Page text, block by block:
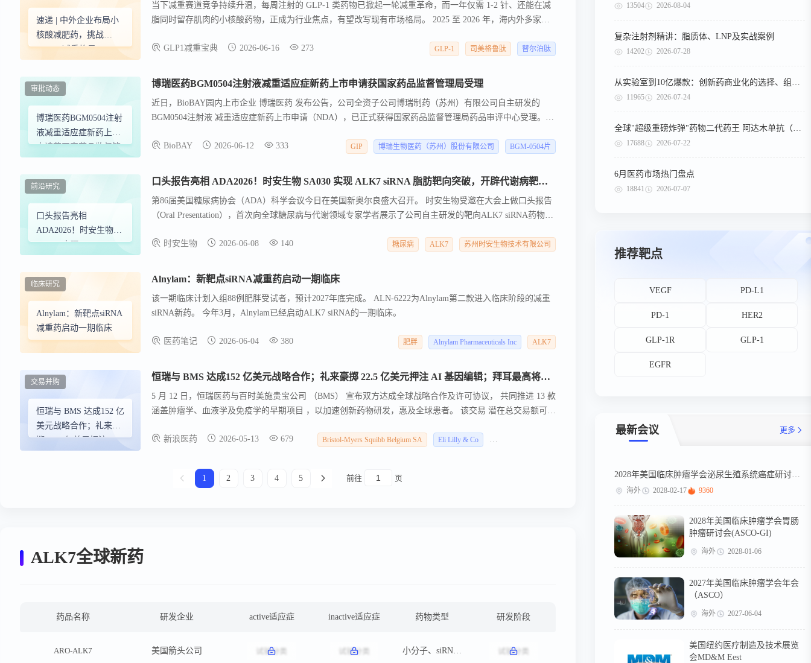
速递 | 中外企业布局小
核酸减肥药，挑战
GLP-1 减重格局
当下减重赛道竞争持续升温，每周注射的 GLP-1 类药物已掀起一轮减重革命，而一年仅需 1-2 针、还能在减
脂同时留存肌肉的小核酸药物，正成为行业焦点，有望改写现有市场格局。 2025 至 2026 年，海内外多家企
物的技术迭代正在悄然发生。 目前主流 GLP-1 药物减重效果突出，司美格鲁肽能实现受试者平均 15% 的体
GLP1减重宝典 2026-06-16 273 GLP-1 司美格鲁肽 替尔泊肽
博瑞医药BGM0504注射
液减重适应症新药上市
申请获国家药品监督管
审批动态 博瑞医药BGM0504注射液减重适应症新药上市申请获国家药品监督管理局受理
近日，BioBAY园内上市企业 博瑞医药 发布公告，公司全资子公司博瑞制药（苏州）有限公司自主研发的
BGM0504注射液 减重适应症新药上市申请（NDA），已正式获得国家药品监督管理局药品审评中心受理。
款国产GLP-1/GIP双重激动剂向商业化落地迈出关键一步。 深耕医药行业二十余年，博瑞医药依托高端原料
BioBAY 2026-06-12 333 GIP 博瑞生物医药（苏州）股份有限公司 BGM-0504片
口头报告亮相
ADA2026！时安生物
SA030 实现 ALK7
开辟代谢病靶向新路
径！
前沿研究 口头报告亮相 ADA2026！时安生物 SA030 实现 ALK7 siRNA 脂肪靶向突破，开辟代谢病靶向新路径！
第86届美国糖尿病协会（ADA）科学会议今日在美国新奥尔良盛大召开。 时安生物受邀在大会上做口头报告
（Oral Presentation），首次向全球糖尿病与代谢领域专家学者展示了公司自主研发的靶向ALK7 siRNA药物
时安生物
2026-06-08 140 糖尿病 ALK7 苏州时安生物技术有限公司
Alnylam：新靶点siRNA
减重药启动一期临床
临床研究 Alnylam：新靶点siRNA减重药启动一期临床
该一期临床计划入组88例肥胖受试者，预计2027年底完成。 ALN-6222为Alnylam第二款进入临床阶段的减重
siRNA新药。 今年3月，Alnylam已经启动ALK7 siRNA的一期临床。
医药笔记 2026-06-04 380 肥胖 Alnylam Pharmaceuticals Inc ALK7
恒瑞与 BMS 达成152 亿
美元战略合作；礼来豪
掷 22.5 亿美元押注 AI
交易并购 恒瑞与 BMS 达成152 亿美元战略合作；礼来豪掷 22.5 亿美元押注 AI 基因编辑；拜耳最高将斥资24.5亿美元收购眼科药企 | BD交易
5 月 12 日，恒瑞医药与百时美施贵宝公司 （BMS） 宣布双方达成全球战略合作及许可协议， 共同推进 13 款
涵盖肿瘤学、血液学及免疫学的早期项目 ，以加速创新药物研发，惠及全球患者。 该交易 潜在总交易额可达
瑞研发引擎与多元创新技术平台共同研发的 5 项创新项目。
新浪医药 2026-05-13 679 Bristol-Myers Squibb Belgium SA Eli Lilly & Co 拜耳（中国）有限公司
1 2 3 4 5 前往 页
ALK7全球新药
药品名称 研发企业 active适应症 inactive适应症 药物类型 研发阶段
ARO-ALK7 美国箭头公司 小分子、siRNA、寡核苷酸
13504 2026-08-04
复杂注射剂精讲：脂质体、LNP及实战案例
14202 2026-07-28
11965 2026-07-24
17688 2026-07-22
6月医药市场热门盘点
18841 2026-07-07
推荐靶点
VEGF PD-L1
PD-1 HER2
GLP-1R GLP-1
EGFR
最新会议 更多
海外 2028-02-17 9360
2028年美国临床肿瘤学会胃肠
肿瘤研讨会(ASCO-GI)
海外 2028-01-06
2027年美国临床肿瘤学会年会
（ASCO）
海外 2027-06-04
美国纽约医疗制造及技术展览
会MD&M Eest